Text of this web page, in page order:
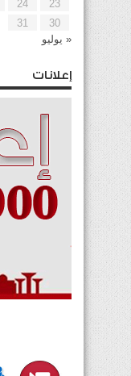
23
24
30
31
« يوليو
إعلانات